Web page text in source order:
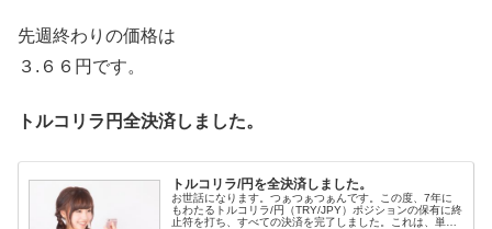
先週終わりの価格は
３.６６円です。
トルコリラ円全決済しました。
トルコリラ/円を全決済しました。
お世話になります。つぁつぁつぁんです。この度、7年に
もわたるトルコリラ/円（TRY/JPY）ポジションの保有に終
止符を打ち、すべての決済を完了しました。これは、単な